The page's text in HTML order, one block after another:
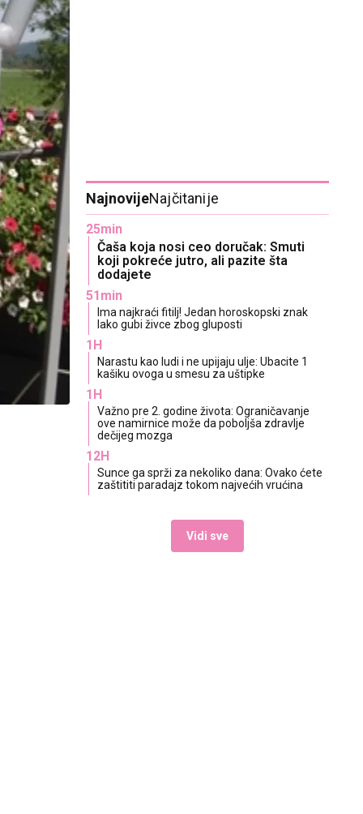
NajnovijeNajčitanije
25min
Čaša koja nosi ceo doručak: Smuti
koji pokreće jutro, ali pazite šta
dodajete
51min
Ima najkraći fitilj! Jedan horoskopski znak
lako gubi živce zbog gluposti
1H
Narastu kao ludi i ne upijaju ulje: Ubacite 1
kašiku ovoga u smesu za uštipke
1H
Važno pre 2. godine života: Ograničavanje
ove namirnice može da poboljša zdravlje
dečijeg mozga
12H
Sunce ga sprži za nekoliko dana: Ovako ćete
zaštititi paradajz tokom najvećih vrućina
Vidi sve